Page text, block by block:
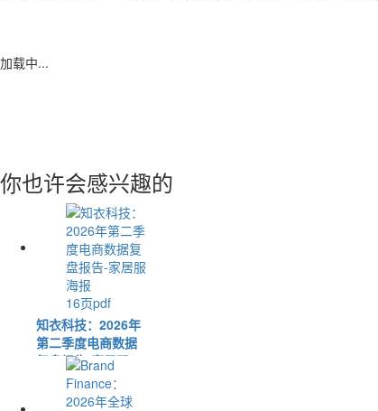
加载中...
你也许会感兴趣的
16页pdf
知衣科技：2026年
第二季度电商数据
复盘报告-家居服